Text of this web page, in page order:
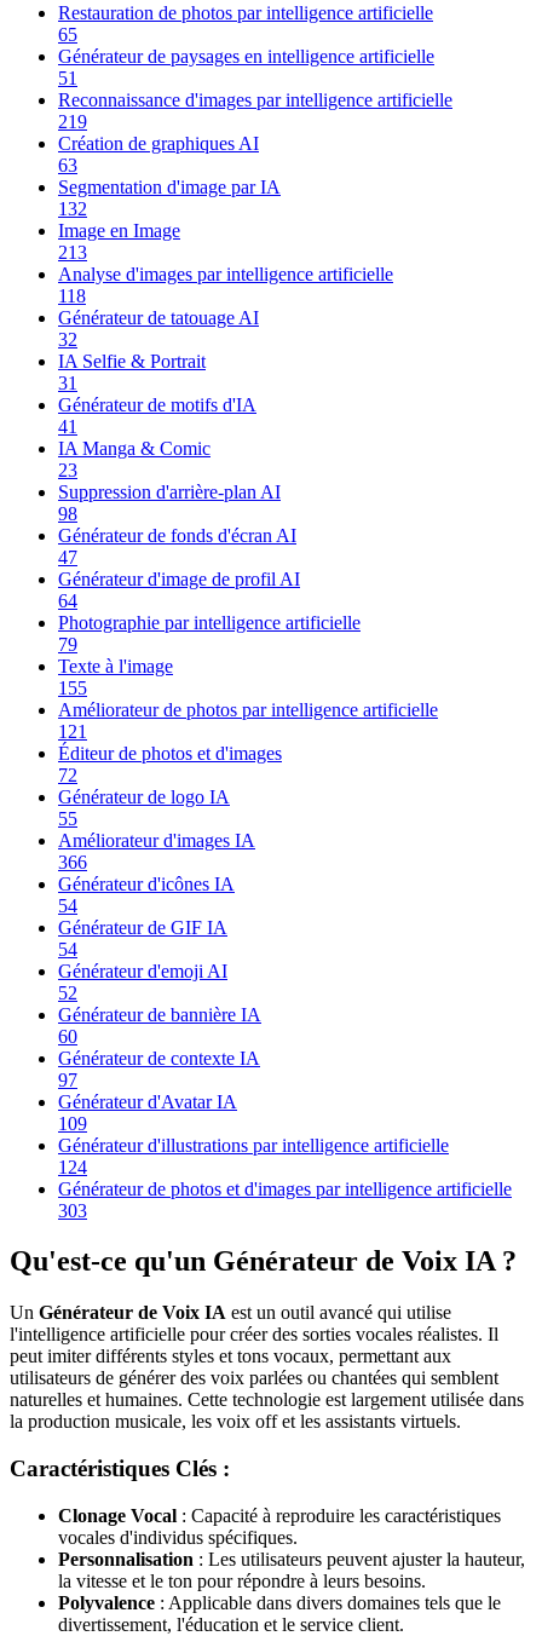
Restauration de photos par intelligence artificielle
65
Générateur de paysages en intelligence artificielle
51
Reconnaissance d'images par intelligence artificielle
219
Création de graphiques AI
63
Segmentation d'image par IA
132
Image en Image
213
Analyse d'images par intelligence artificielle
118
Générateur de tatouage AI
32
IA Selfie & Portrait
31
Générateur de motifs d'IA
41
IA Manga & Comic
23
Suppression d'arrière-plan AI
98
Générateur de fonds d'écran AI
47
Générateur d'image de profil AI
64
Photographie par intelligence artificielle
79
Texte à l'image
155
Améliorateur de photos par intelligence artificielle
121
Éditeur de photos et d'images
72
Générateur de logo IA
55
Améliorateur d'images IA
366
Générateur d'icônes IA
54
Générateur de GIF IA
54
Générateur d'emoji AI
52
Générateur de bannière IA
60
Générateur de contexte IA
97
Générateur d'Avatar IA
109
Générateur d'illustrations par intelligence artificielle
124
Générateur de photos et d'images par intelligence artificielle
303
Qu'est-ce qu'un Générateur de Voix IA ?
Un Générateur de Voix IA est un outil avancé qui utilise
l'intelligence artificielle pour créer des sorties vocales réalistes. Il
peut imiter différents styles et tons vocaux, permettant aux
utilisateurs de générer des voix parlées ou chantées qui semblent
naturelles et humaines. Cette technologie est largement utilisée dans
la production musicale, les voix off et les assistants virtuels.
Caractéristiques Clés :
Clonage Vocal : Capacité à reproduire les caractéristiques
vocales d'individus spécifiques.
Personnalisation : Les utilisateurs peuvent ajuster la hauteur,
la vitesse et le ton pour répondre à leurs besoins.
Polyvalence : Applicable dans divers domaines tels que le
divertissement, l'éducation et le service client.